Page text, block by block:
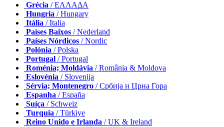
Grécia / ΕΛΛΑΔΑ
Hungria / Hungary
Itália / Italia
Países Baixos / Nederland
Países Nórdicos / Nordic
Polónia / Polska
Portugal / Portugal
Roménia; Moldávia / România & Moldova
Eslovénia / Slovenija
Sérvia; Montenegro / Србија и Црна Гора
Espanha / España
Suíça / Schweiz
Turquia / Türkiye
Reino Unido e Irlanda / UK & Ireland